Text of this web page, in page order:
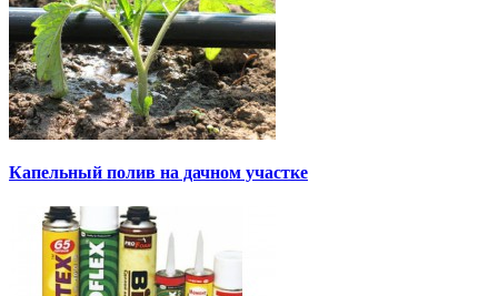
Капельный полив на дачном участке